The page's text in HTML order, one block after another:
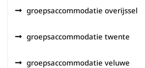
groepsaccommodatie overijssel
groepsaccommodatie twente
groepsaccommodatie veluwe